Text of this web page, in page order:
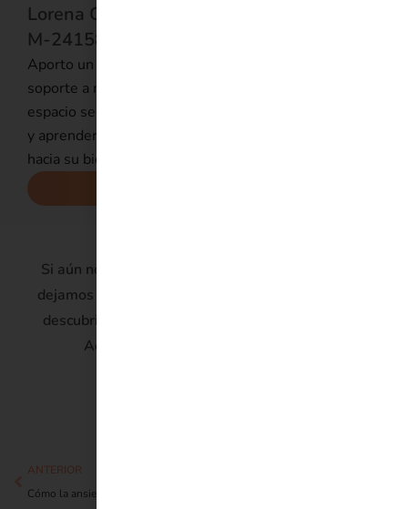
Lorena González - Numero de colegiada
M-24158
Aporto un espacio de tranquilidad en Serena. Doy
soporte a mis pacientes para crear y mantener un
espacio seguro donde identificar sus preocupaciones
y aprender a evitar que se interpongan en el camino
hacia su bienestar y objetivos.
Si aún no estás lista para pedir tu primera cita, te
dejamos nuestra pagina de TEST para que puedas
descubrir tu estado emocional en este momento.
Aquí estamos para lo que necesites.
ANTERIOR